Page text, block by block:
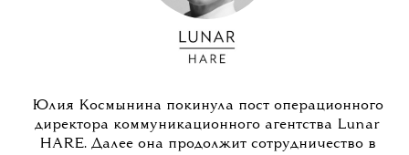
Юлия Космынина покинула пост операционного
директора коммуникационного агентства Lunar
HARE. Далее она продолжит сотрудничество в